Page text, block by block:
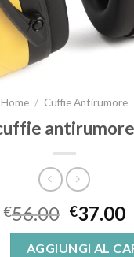
Home / Cuffie Antirumore
antirumore
€56.00 €37.00
quantità
AGGIUNGI AL